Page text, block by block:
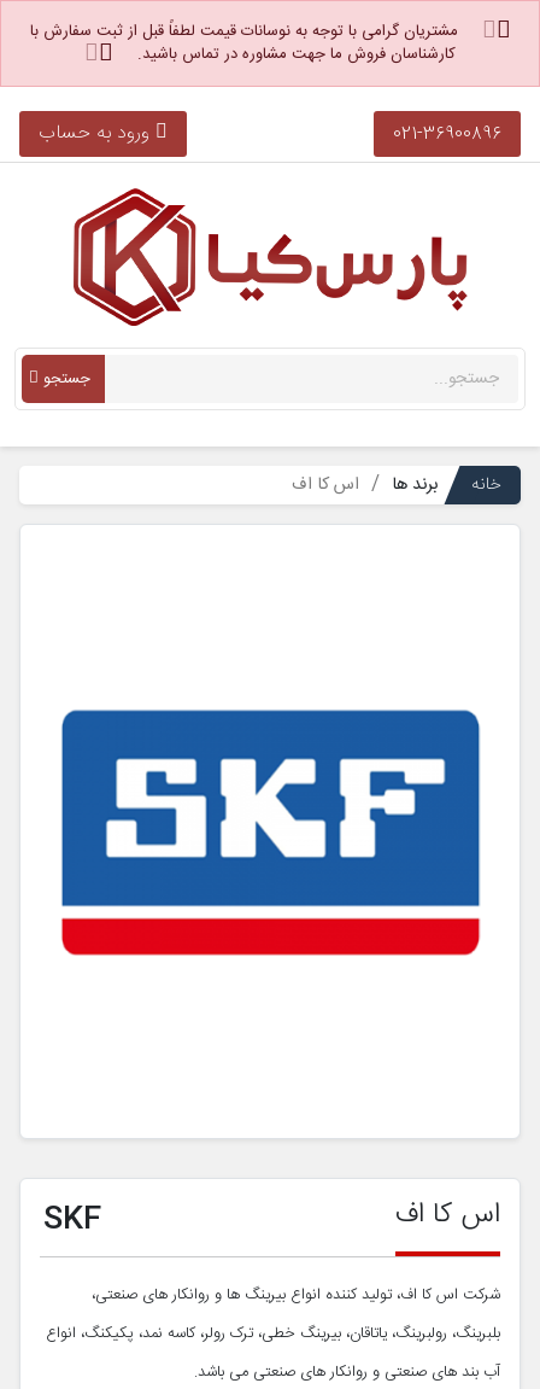
مشتریان گرامی با توجه به نوسانات قیمت لطفاً قبل از ثبت سفارش با
کارشناسان فروش ما جهت مشاوره در تماس باشید.
021-36900896 ورود به حساب
جستجو
خانه برند ها اس کا اف
اس کا اف SKF
شرکت اس کا اف، تولید کننده انواع بیرینگ ها و روانکار های صنعتی،
بلبرینگ، رولبرینگ، یاتاقان، بیرینگ خطی، ترک رولر، کاسه نمد، پکیکنگ، انواع
آب بند های صنعتی و روانکار های صنعتی می باشد.